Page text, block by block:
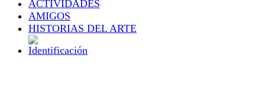
ACTIVIDADES
AMIGOS
HISTORIAS DEL ARTE